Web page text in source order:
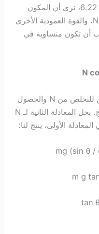
ومتعاكسة في الاتجاه. من الشكل 6.22، نرى أن المكون
الرأسي للقوة العمودية هو N cos θ، والقوة العمودية الأخرى
أن تكون متساوية في
N
يمكننا الآن تجميع هاتين المعادلتين للتخلص من N والحصول
على تعبير للزاوية θ حسب الاحتياج. بحل المعادلة الثانية لـ N
mg (sin θ /
m g
tan